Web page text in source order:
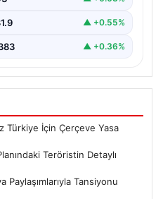
▲ +0.55%
▲ +0.36%
Türkiye İçin Çerçeve Yasa
Teröristin Detaylı
Paylaşımlarıyla Tansiyonu